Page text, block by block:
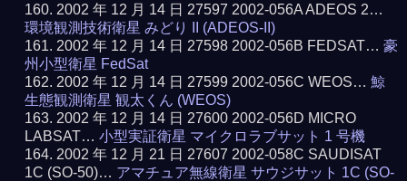
2002 年 12 月 14 日 27597 2002-056A ADEOS 2…
環境観測技術衛星 みどり II (ADEOS-II)
2002 年 12 月 14 日 27598 2002-056B FEDSAT…豪
州小型衛星 FedSat
2002 年 12 月 14 日 27599 2002-056C WEOS…鯨
生態観測衛星 観太くん (WEOS)
2002 年 12 月 14 日 27600 2002-056D MICRO
LABSAT…小型実証衛星 マイクロラブサット 1 号機
2002 年 12 月 21 日 27607 2002-058C SAUDISAT
1C (SO-50)… アマチュア無線衛星 サウジサット 1C (SO-